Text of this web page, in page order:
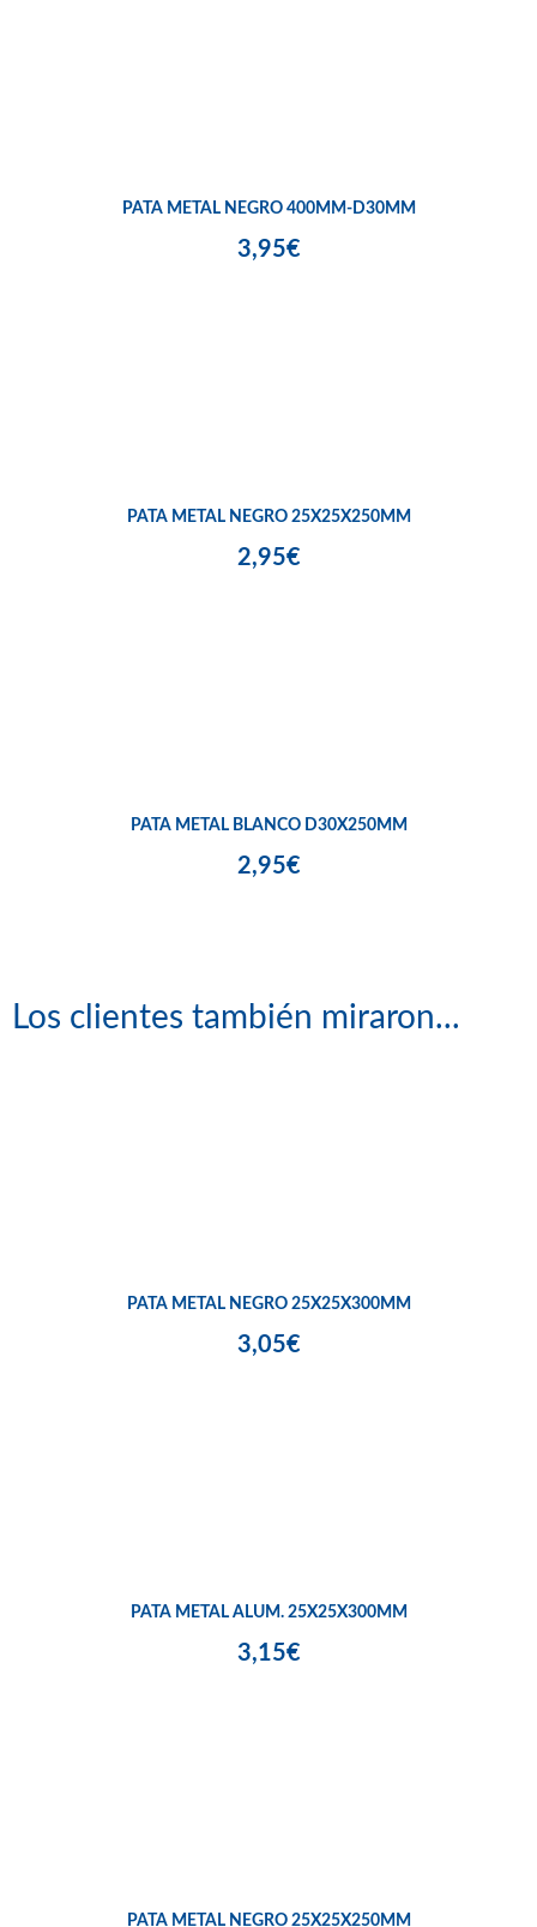
PATA METAL NEGRO 400MM-D30MM
3,95€
PATA METAL NEGRO 25X25X250MM
2,95€
PATA METAL BLANCO D30X250MM
2,95€
Los clientes también miraron...
PATA METAL NEGRO 25X25X300MM
3,05€
PATA METAL ALUM. 25X25X300MM
3,15€
PATA METAL NEGRO 25X25X250MM